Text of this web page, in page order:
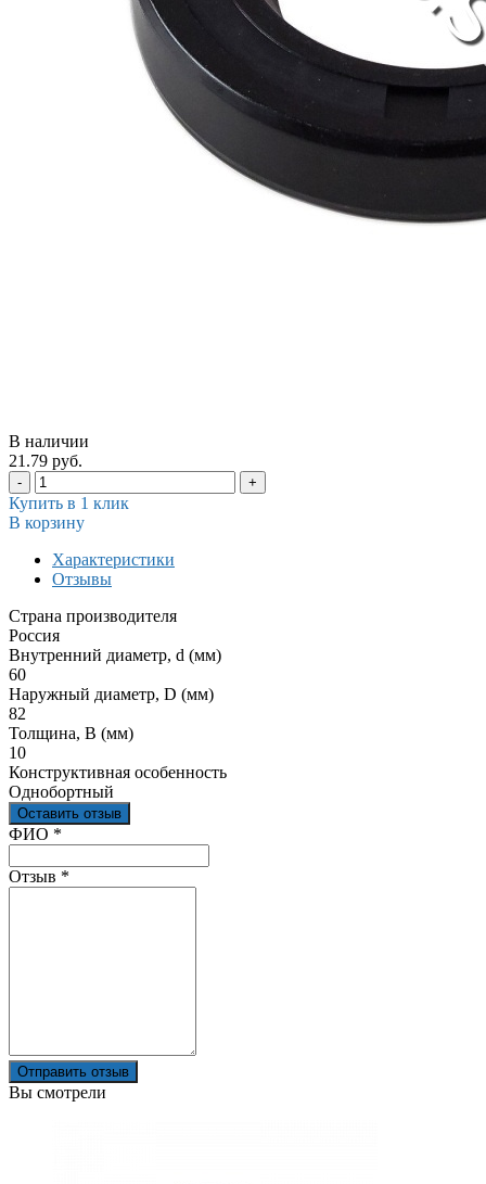
В наличии
21.79 руб.
- +
Купить в 1 клик
В корзину
Характеристики
Отзывы
Страна производителя
Россия
Внутренний диаметр, d (мм)
60
Наружный диаметр, D (мм)
82
Толщина, В (мм)
10
Конструктивная особенность
Однобортный
Оставить отзыв
Ваш отзыв был отправлен!
ФИО *
Отзыв *
Отправить отзыв
Вы смотрели